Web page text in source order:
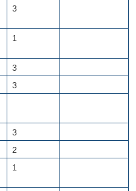
3
1
3
3
3
2
1